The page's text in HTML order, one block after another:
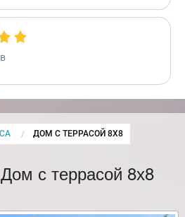
CURRENT:
ДОМ С ТЕРРАСОЙ 8Х8
с террасой 8х8